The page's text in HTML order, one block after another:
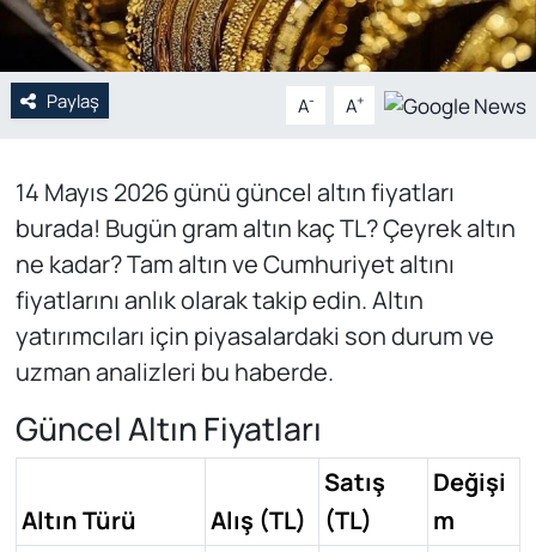
Paylaş A- A+
14 Mayıs 2026 günü güncel altın fiyatları
burada! Bugün gram altın kaç TL? Çeyrek altın
ne kadar? Tam altın ve Cumhuriyet altını
fiyatlarını anlık olarak takip edin. Altın
yatırımcıları için piyasalardaki son durum ve
uzman analizleri bu haberde.
Güncel Altın Fiyatları
Altın Türü Alış (TL)
Satış
(TL)
Değişi
m
Siyaset
Spor
Yerel